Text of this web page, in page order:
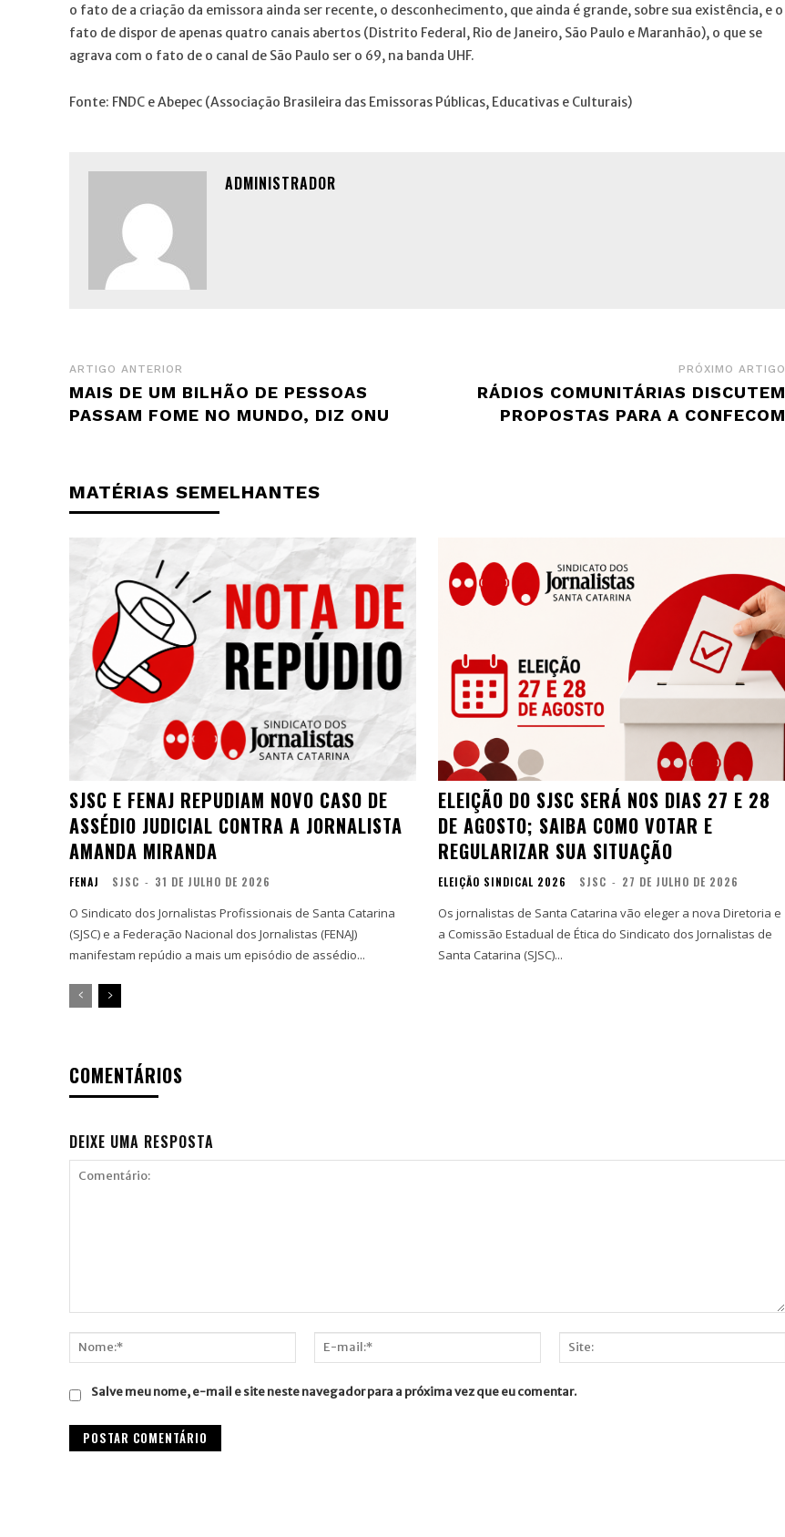
o fato de a criação da emissora ainda ser recente, o desconhecimento, que ainda é grande, sobre sua existência, e o
fato de dispor de apenas quatro canais abertos (Distrito Federal, Rio de Janeiro, São Paulo e Maranhão), o que se
agrava com o fato de o canal de São Paulo ser o 69, na banda UHF.
Fonte: FNDC e Abepec (Associação Brasileira das Emissoras Públicas, Educativas e Culturais)
ADMINISTRADOR
ARTIGO ANTERIOR
MAIS DE UM BILHÃO DE PESSOAS
PASSAM FOME NO MUNDO, DIZ ONU
PRÓXIMO ARTIGO
RÁDIOS COMUNITÁRIAS DISCUTEM
PROPOSTAS PARA A CONFECOM
MATÉRIAS SEMELHANTES
SJSC E FENAJ REPUDIAM NOVO CASO DE
ASSÉDIO JUDICIAL CONTRA A JORNALISTA
AMANDA MIRANDA
FENAJ SJSC - 31 DE JULHO DE 2026
O Sindicato dos Jornalistas Profissionais de Santa Catarina
(SJSC) e a Federação Nacional dos Jornalistas (FENAJ)
manifestam repúdio a mais um episódio de assédio...
ELEIÇÃO DO SJSC SERÁ NOS DIAS 27 E 28
DE AGOSTO; SAIBA COMO VOTAR E
REGULARIZAR SUA SITUAÇÃO
ELEIÇÃO SINDICAL 2026 SJSC - 27 DE JULHO DE 2026
Os jornalistas de Santa Catarina vão eleger a nova Diretoria e
a Comissão Estadual de Ética do Sindicato dos Jornalistas de
Santa Catarina (SJSC)...
COMENTÁRIOS
DEIXE UMA RESPOSTA
mail:*
Salve meu nome, e-mail e site neste navegador para a próxima vez que eu comentar.